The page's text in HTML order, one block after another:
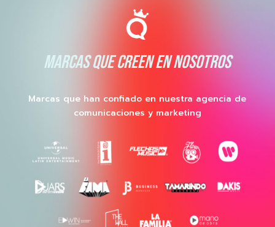
MARCAS QUE CREEN EN NOSOTROS
Marcas que han confiado en nuestra agencia de
comunicaciones y marketing